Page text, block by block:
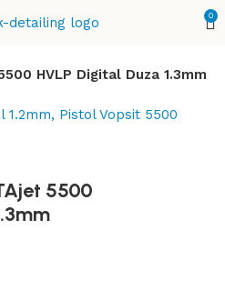
0
HVLP Digital Duza 1.3mm
5500